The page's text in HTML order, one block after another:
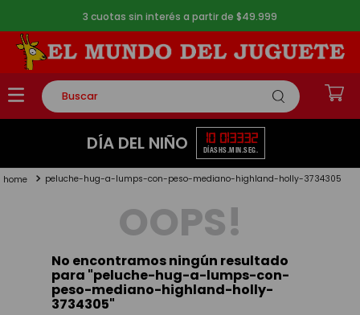
3 cuotas sin interés a partir de $49.999
Buscar
TÉRMINOS MÁS BUSCADOS
2.
lego
toy story
DÍA DEL NIÑO 10
DÍAS
01
HS.
33
MIN.
32
SEG.
peluche-hug-a-lumps-con-peso-mediano-highland-holly-3734305
OOPS!
No encontramos ningún resultado
para "peluche-hug-a-lumps-con-
peso-mediano-highland-holly-
3734305"